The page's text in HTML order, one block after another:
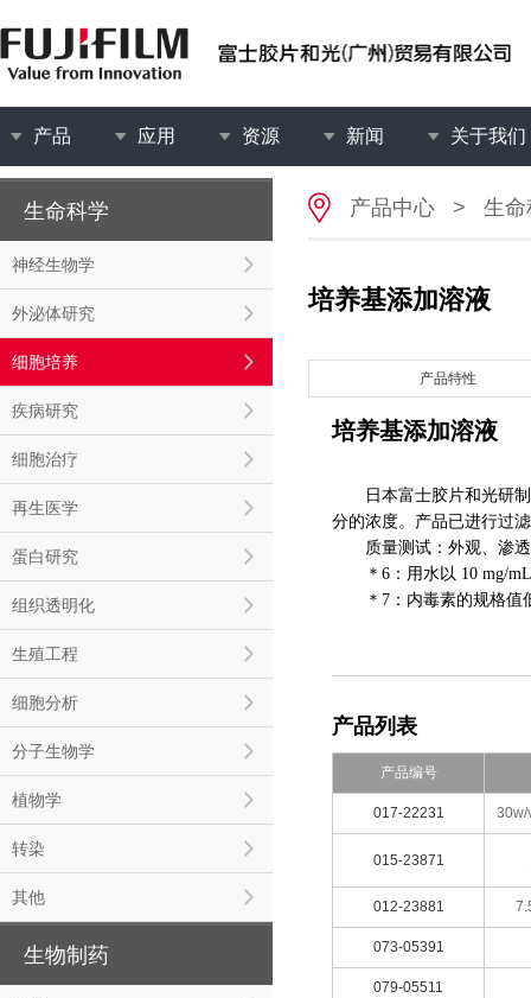
产品 应用 资源 新闻 关于我们
生命科学
神经生物学
外泌体研究
细胞培养
疾病研究
细胞治疗
再生医学
蛋白研究
组织透明化
生殖工程
细胞分析
分子生物学
植物学
转染
其他
生物制药
产品中心 > 生命
培养基添加溶液
产品特性
培养基添加溶液
日本富士胶片和光研制
分的浓度。产品已进行过
质量测试：外观、渗透
＊6：用水以 10 mg/mL
＊7：内毒素的规格值
产品列表
产品编号
017-22231 30w/
015-23871
012-23881
073-05391
079-05511